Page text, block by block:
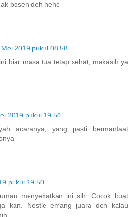
bosen deh hehe
Mei 2019 pukul 08.58
biar masa tua tetap sehat, makasih ya
2019 pukul 19.50
acaranya, yang pasti bermanfaat
pukul 19.50
menyehatkan ini sih. Cocok buat
kan. Nestle emang juara deh kalau